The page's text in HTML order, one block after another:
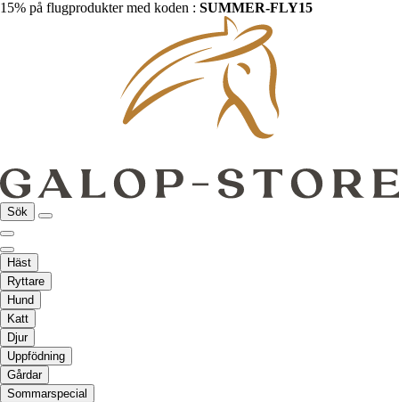
15% på flugprodukter med koden : SUMMER-FLY15
Sök
Häst
Ryttare
Hund
Katt
Djur
Uppfödning
Gårdar
Sommarspecial